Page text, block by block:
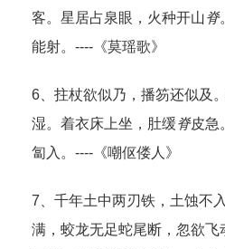
客。星居占泉眼，火种开山脊
能射。----《莫瑶歌》
6、拄杖欲似乃，播笏还似及
湿。着衣床上坐，肚缓脊皮急
匐入。----《嘲伛偻人》
7、千年土中两刃铁，土蚀不
满，蛟龙无足蛇尾断，忽欲飞